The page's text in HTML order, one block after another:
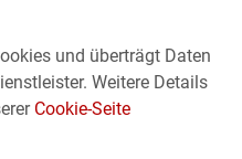
und überträgt Daten
Weitere Details
Cookie-Seite